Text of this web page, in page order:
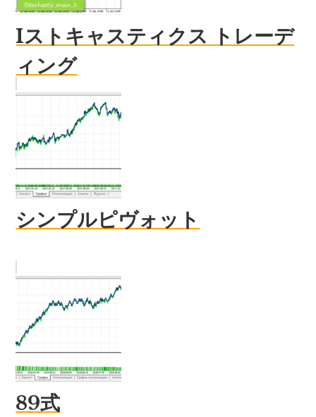
Iストキャスティクス トレーデ
ィング
シンプルピヴォット
89式